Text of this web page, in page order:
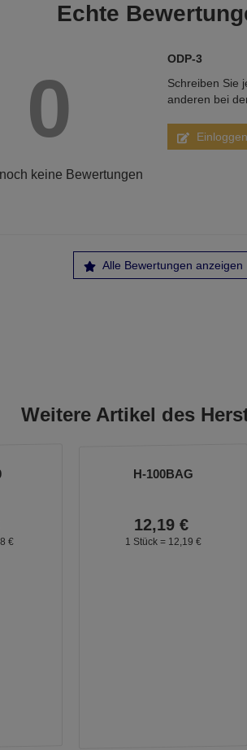
Echte
0
keine Bewertungen
ODP-3
Schreiben Sie
anderen bei
Alle Bewertungen anzeigen
Weitere Artikel des
€
H-100BAG
12,19 €
1 Stück = 12, 19 €